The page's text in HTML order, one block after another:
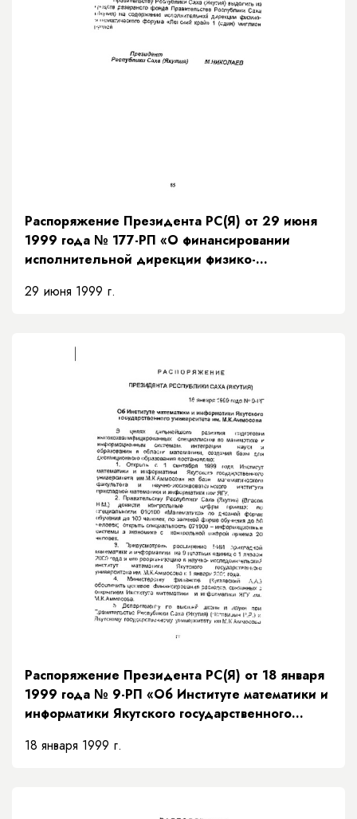
Распоряжение Президента РС(Я) от 29 июня
1999 года № 177-РП «О финансировании
исполнительной дирекции физико-
29 июня 1999 г.
Распоряжение Президента РС(Я) от 18 января
1999 года № 9-РП «Об Институте математики и
информатики Якутского государственного
18 января 1999 г.